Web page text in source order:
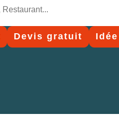
Devis gratuit